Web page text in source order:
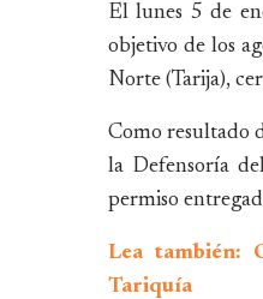
El lunes 5 de
objetivo de los
Norte (Tarija),
Como resultado
la Defensoría
permiso
Lea también:
Tariquía